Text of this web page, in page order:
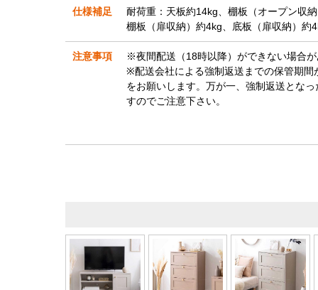
仕様補足
耐荷重：天板約14kg、棚板（オープン収
棚板（扉収納）約4kg、底板（扉収納）約
注意事項
※夜間配送（18時以降）ができない場合
※配送会社による強制返送までの保管期
をお願いします。万が一、強制返送とな
すのでご注意下さい。